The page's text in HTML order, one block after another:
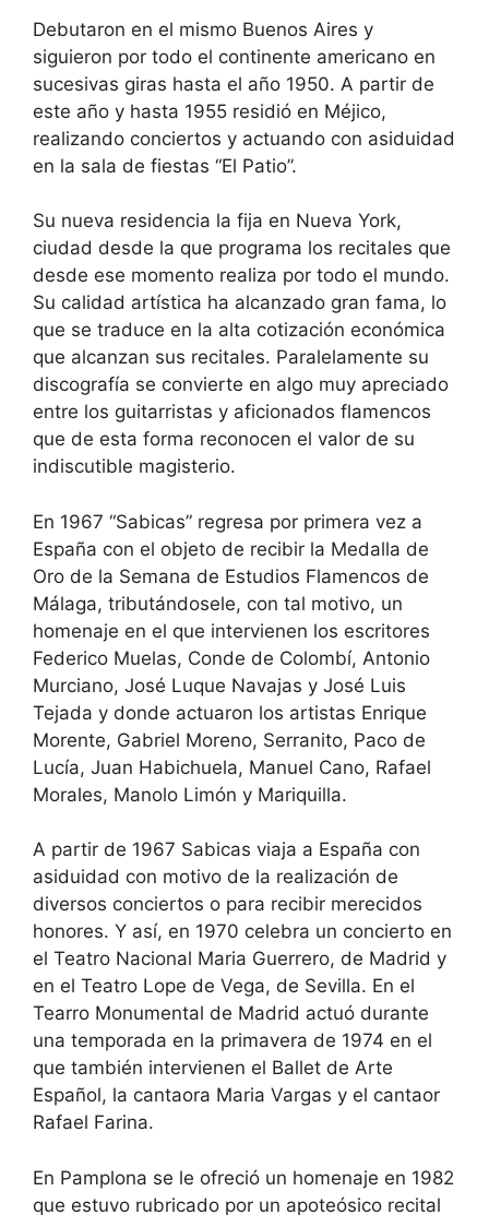
Debutaron en el mismo Buenos Aires y
siguieron por todo el continente americano en
sucesivas giras hasta el año 1950. A partir de
este año y hasta 1955 residió en Méjico,
realizando conciertos y actuando con asiduidad
en la sala de fiestas “El Patio”.
Su nueva residencia la fija en Nueva York,
ciudad desde la que programa los recitales que
desde ese momento realiza por todo el mundo.
Su calidad artística ha alcanzado gran fama, lo
que se traduce en la alta cotización económica
que alcanzan sus recitales. Paralelamente su
discografía se convierte en algo muy apreciado
entre los guitarristas y aficionados flamencos
que de esta forma reconocen el valor de su
indiscutible magisterio.
En 1967 “Sabicas” regresa por primera vez a
España con el objeto de recibir la Medalla de
Oro de la Semana de Estudios Flamencos de
Málaga, tributándosele, con tal motivo, un
homenaje en el que intervienen los escritores
Federico Muelas, Conde de Colombí, Antonio
Murciano, José Luque Navajas y José Luis
Tejada y donde actuaron los artistas Enrique
Morente, Gabriel Moreno, Serranito, Paco de
Lucía, Juan Habichuela, Manuel Cano, Rafael
Morales, Manolo Limón y Mariquilla.
A partir de 1967 Sabicas viaja a España con
asiduidad con motivo de la realización de
diversos conciertos o para recibir merecidos
honores. Y así, en 1970 celebra un concierto en
el Teatro Nacional Maria Guerrero, de Madrid y
en el Teatro Lope de Vega, de Sevilla. En el
Tearro Monumental de Madrid actuó durante
una temporada en la primavera de 1974 en el
que también intervienen el Ballet de Arte
Español, la cantaora Maria Vargas y el cantaor
Rafael Farina.
En Pamplona se le ofreció un homenaje en 1982
que estuvo rubricado por un apoteósico recital